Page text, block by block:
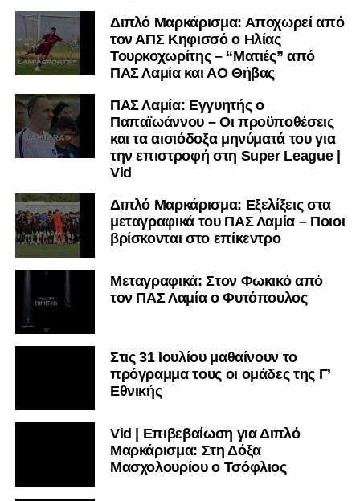
Διπλό Μαρκάρισμα: Αποχωρεί από
τον ΑΠΣ Κηφισσό ο Ηλίας
Τουρκοχωρίτης – “Ματιές” από
ΠΑΣ Λαμία και ΑΟ Θήβας
ΠΑΣ Λαμία: Εγγυητής ο
Παπαϊωάννου – Οι προϋποθέσεις
και τα αισιόδοξα μηνύματά του για
την επιστροφή στη Super League |
Vid
Διπλό Μαρκάρισμα: Εξελίξεις στα
μεταγραφικά του ΠΑΣ Λαμία – Ποιοι
βρίσκονται στο επίκεντρο
Μεταγραφικά: Στον Φωκικό από
τον ΠΑΣ Λαμία ο Φυτόπουλος
Στις 31 Ιουλίου μαθαίνουν το
πρόγραμμα τους οι ομάδες της Γ’
Εθνικής
Vid | Επιβεβαίωση για Διπλό
Μαρκάρισμα: Στη Δόξα
Μασχολουρίου ο Τσόφλιος